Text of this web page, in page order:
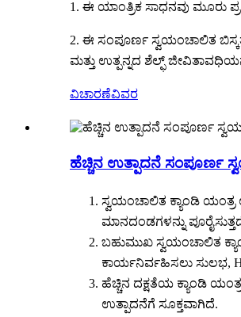
1. ಈ ಯಾಂತ್ರಿಕ ಸಾಧನವು ಮೂರು
2. ಈ ಸಂಪೂರ್ಣ ಸ್ವಯಂಚಾಲಿತ
ಮತ್ತು ಉತ್ಪನ್ನದ ಶೆಲ್ಫ್
ವಿಚಾರಣೆವಿವರ
ಹೆಚ್ಚಿನ ಉತ್ಪಾದನೆ ಸಂಪೂರ್ಣ
ಸ್ವಯಂಚಾಲಿತ ಕ್ಯಾಂಡಿ ಯಂತ್ರ
ಮಾನದಂಡಗಳನ್ನು
ಬಹುಮುಖ ಸ್ವಯಂಚಾಲಿತ
ಕಾರ್ಯನಿರ್ವಹಿಸಲು ಸುಲಭ,
ಹೆಚ್ಚಿನ ದಕ್ಷತೆಯ ಕ್ಯಾಂಡಿ
ಉತ್ಪಾದನೆಗೆ ಸೂಕ್ತವಾಗಿದೆ.